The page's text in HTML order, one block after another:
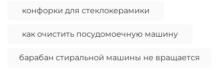
конфорки для стеклокерамики
как очистить посудомоечную машину
барабан стиральной машины не вращается